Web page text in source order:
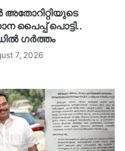
അതോറിറ്റിയുടെ
പൈപ്പ് പൊട്ടി..
ഗർത്തം
7, 2026